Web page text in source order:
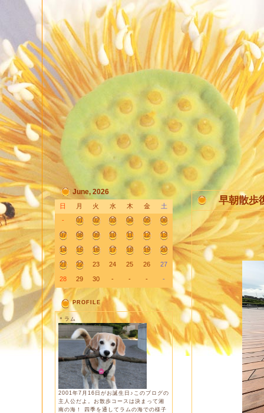
June, 2026
日 月 火 水 木 金
土
-
01 02 03 04 05 06
07 08 09 10 11 12 13
14 15 16 17 18 19 20
21 22 23 24 25 26 27
28 29 30 - - - -
PROFILE
＊ラム
2001年7月16日がお誕生日♪このブログの
主人公だよ。お散歩コースは決まって湘
南の海！ 四季を通してラムの海での様子
早朝散歩